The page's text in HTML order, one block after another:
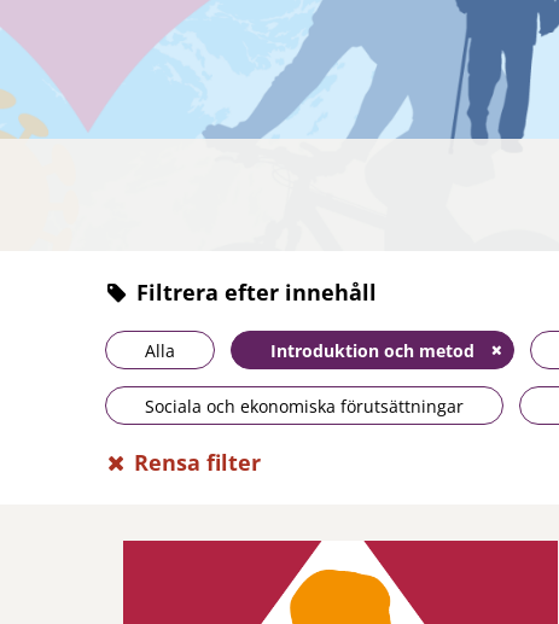
Filtrera efter innehåll
Alla Introduktion och metod
Sociala och ekonomiska förutsättningar
Rensa filter